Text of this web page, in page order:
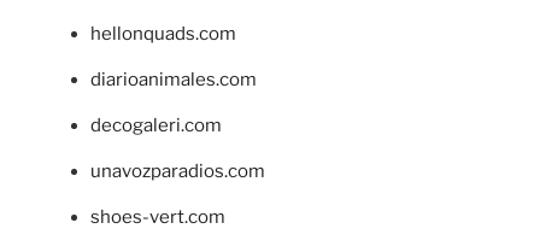
hellonquads.com
diarioanimales.com
decogaleri.com
unavozparadios.com
shoes-vert.com